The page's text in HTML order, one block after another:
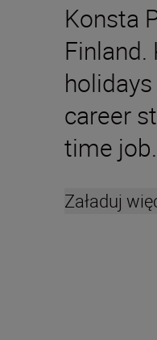
Konsta
career
time job.
Załaduj